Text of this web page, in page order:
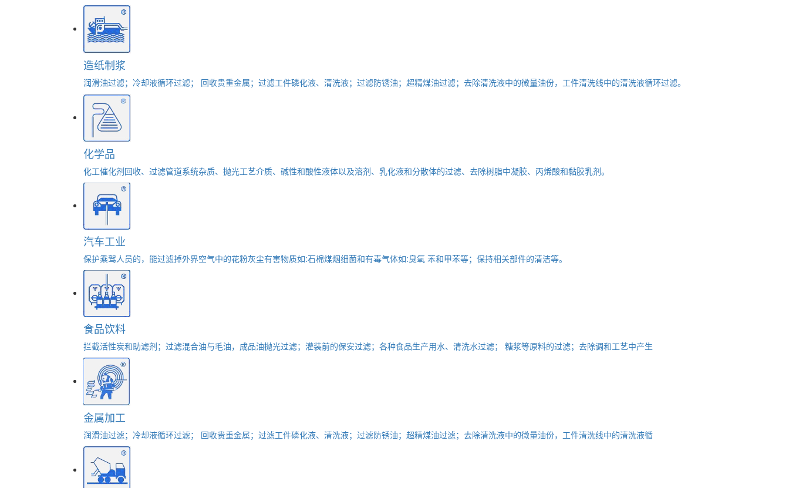
造纸制浆
润滑油过滤；冷却液循环过滤； 回收贵重金属；过滤工件磷化液、清洗液；过滤防锈油；超精煤油过滤；去除清洗液中的微量油份，工件清洗线中的清洗液循环过滤。
化学品
化工催化剂回收、过滤管道系统杂质、抛光工艺介质、碱性和酸性液体以及溶剂、乳化液和分散体的过滤、去除树脂中凝胶、丙烯酸和黏胶乳剂。
汽车工业
保护乘驾人员的，能过滤掉外界空气中的花粉灰尘有害物质如:石棉煤烟细菌和有毒气体如:臭氧 苯和甲苯等；保持相关部件的清洁等。
食品饮料
拦截活性炭和助滤剂；过滤混合油与毛油，成品油抛光过滤；灌装前的保安过滤；各种食品生产用水、清洗水过滤； 糖浆等原料的过滤；去除调和工艺中产生
金属加工
润滑油过滤；冷却液循环过滤； 回收贵重金属；过滤工件磷化液、清洗液；过滤防锈油；超精煤油过滤；去除清洗液中的微量油份，工件清洗线中的清洗液循